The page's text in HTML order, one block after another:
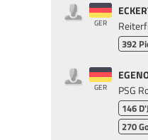
GER
392
GER
PSG
146
270